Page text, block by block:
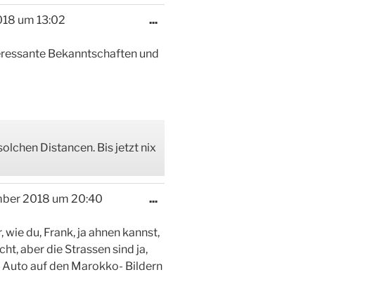
um 13:02
Bekanntschaften und
Distancen. Bis jetzt nix
...Diese
ein-/ausblenden.
2018 um 20:40
du, Frank, ja ahnen kannst,
aber die Strassen sind ja,
Auto auf den Marokko- Bildern
...Diese
ein-/ausblenden.